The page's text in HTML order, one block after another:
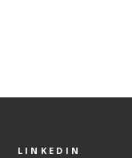
LINKEDIN